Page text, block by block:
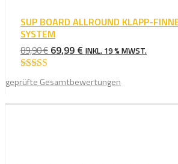
SUP BOARD ALLROUND KLAPP-
SYSTEM
89,90€ URSPRÜNGLICHER
WAR:
69,99 € AKTUELLER
IST:
INKL. 19 % MWST.
Bewertet mit
4.75von 5
geprüfte Gesamtbewertungen